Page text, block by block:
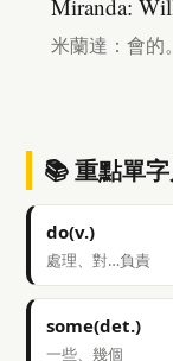
Miranda:
米蘭達：會的。
📚 重點單
do(v.)
處理、對…負責
some(det.)
一些、幾個